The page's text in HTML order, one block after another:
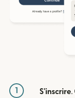
1 S'inscrire.